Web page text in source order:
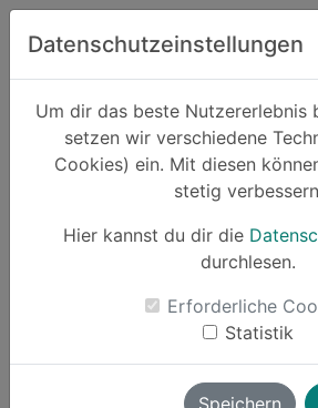
Zum
Datenschutzeinstellungen
Um dir das beste Nutzererlebnis
setzen wir verschiedene
Cookies) ein. Mit diesen
stetig
Hier kannst du dir die
durchlesen.
Erforderliche
Statistik
Speichern
Anbieter dunkindelivery
1 Angebot
Direkt zum